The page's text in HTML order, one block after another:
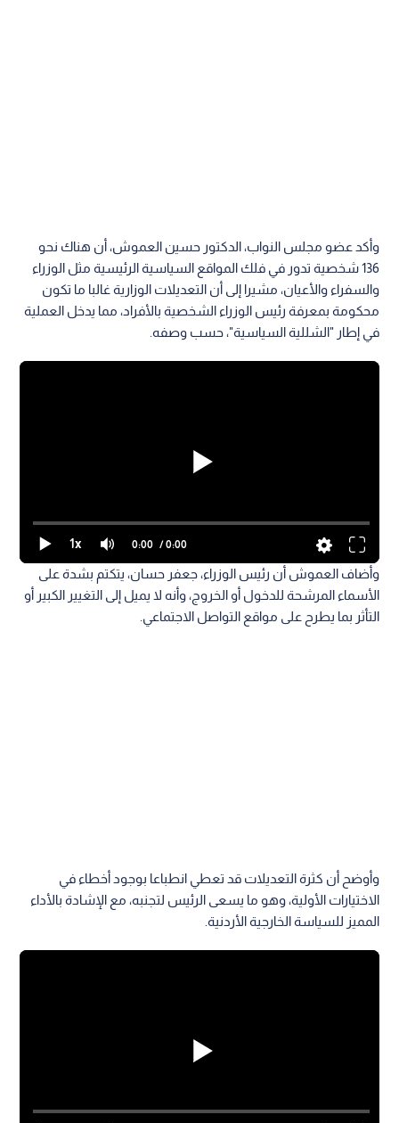
وأكد عضو مجلس النواب، الدكتور حسين العموش، أن هناك نحو
136 شخصية تدور في فلك المواقع السياسية الرئيسية مثل الوزراء
والسفراء والأعيان، مشيرا إلى أن التعديلات الوزارية غالبا ما تكون
محكومة بمعرفة رئيس الوزراء الشخصية بالأفراد، مما يدخل العملية
في إطار "الشللية السياسية"، حسب وصفه.
1x 0:00 / 0:00
وأضاف العموش أن رئيس الوزراء، جعفر حسان، يتكتم بشدة على
الأسماء المرشحة للدخول أو الخروج، وأنه لا يميل إلى التغيير الكبير أو
التأثر بما يطرح على مواقع التواصل الاجتماعي.
وأوضح أن كثرة التعديلات قد تعطي انطباعا بوجود أخطاء في
الاختيارات الأولية، وهو ما يسعى الرئيس لتجنبه، مع الإشادة بالأداء
المميز للسياسة الخارجية الأردنية.